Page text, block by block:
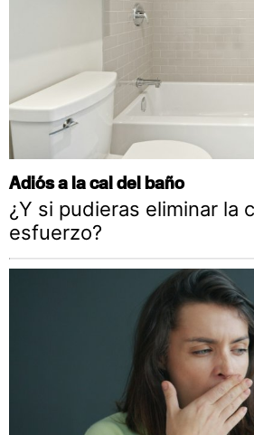
Adiós a la cal del baño
¿Y si pudieras eliminar la
esfuerzo?